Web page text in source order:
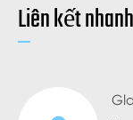
Liên kết nhanh